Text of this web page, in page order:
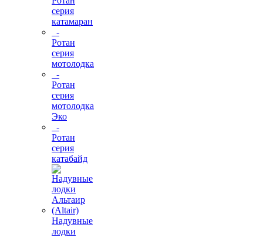
серия
катамаран
-
Ротан
серия
мотолодка
-
Ротан
серия
мотолодка
Эко
-
Ротан
серия
катабайд
Надувные
лодки